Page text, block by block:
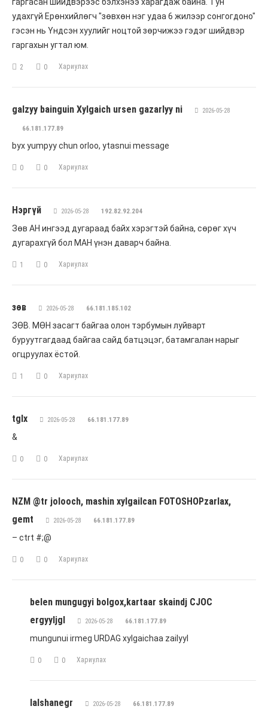
гаргасан шийдвэрээс бэлхэнээ харагдаж байна. Тун
удахгүй Ерөнхийлөгч "зөвхөн нэг удаа 6 жилээр сонгогдоно"
гэсэн нь Үндсэн хуулийг ноцтой зөрчижээ гэдэг шийдвэр
гаргахын угтал юм.
2 0 Хариулах
galzyy bainguin Xylgaich ursen gazarlyy ni 2026-05-28
66.181.177.89
byx yumpyy chun orloo, ytasnui message
0 0 Хариулах
Нэргүй 2026-05-28 192.82.92.204
Зөв АН ингээд дугараад байх хэрэгтэй байна, сөрөг хүч
дугарахгүй бол МАН үнэн даварч байна.
1 0 Хариулах
зөв 2026-05-28 66.181.185.102
ЗӨВ. МӨН засагт байгаа олон тэрбумын луйварт
буруутгагдаад байгаа сайд батцэцэг, батамгалан нарыг
огцруулах ёстой.
1 0 Хариулах
tglx 2026-05-28 66.181.177.89
&
0 0 Хариулах
NZM @tr jolooch, mashin xylgailcan FOTOSHOPzarlax,
gemt
2026-05-28 66.181.177.89
– ctrt #;@
0 0 Хариулах
belen mungugyi bolgox,kartaar skaindj CJOC
ergyyljgl
2026-05-28 66.181.177.89
mungunui irmeg URDAG xylgaichaa zailyyl
0 0 Хариулах
lalshanegr 2026-05-28 66.181.177.89